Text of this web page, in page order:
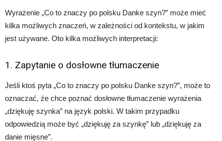
Wyrażenie „Co to znaczy po polsku Danke szyn?” może mieć
kilka możliwych znaczeń, w zależności od kontekstu, w jakim
jest używane. Oto kilka możliwych interpretacji:
1. Zapytanie o dosłowne tłumaczenie
Jeśli ktoś pyta „Co to znaczy po polsku Danke szyn?”, może to
oznaczać, że chce poznać dosłowne tłumaczenie wyrażenia
„dziękuję szynka” na język polski. W takim przypadku
odpowiedzią może być „dziękuję za szynkę” lub „dziękuję za
danie mięsne”.